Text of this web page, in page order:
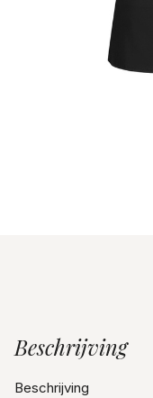
Beschrijving
Beschrijving